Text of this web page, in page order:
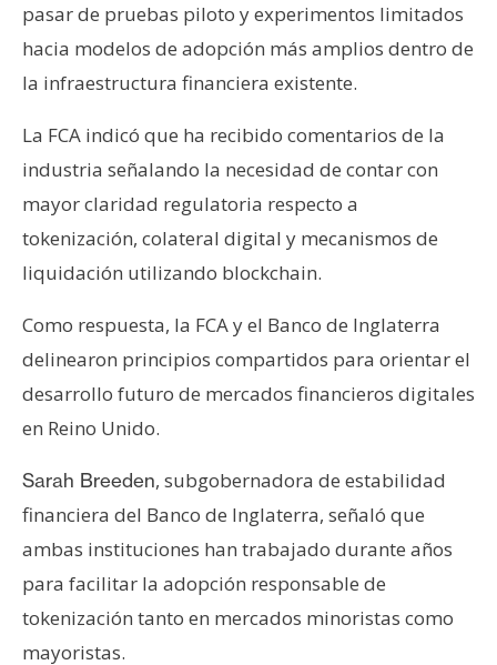
pasar de pruebas piloto y experimentos limitados
hacia modelos de adopción más amplios dentro de
la infraestructura financiera existente.
La FCA indicó que ha recibido comentarios de la
industria señalando la necesidad de contar con
mayor claridad regulatoria respecto a
tokenización, colateral digital y mecanismos de
liquidación utilizando blockchain.
Como respuesta, la FCA y el Banco de Inglaterra
delinearon principios compartidos para orientar el
desarrollo futuro de mercados financieros digitales
en Reino Unido.
Sarah Breeden, subgobernadora de estabilidad
financiera del Banco de Inglaterra, señaló que
ambas instituciones han trabajado durante años
para facilitar la adopción responsable de
tokenización tanto en mercados minoristas como
mayoristas.